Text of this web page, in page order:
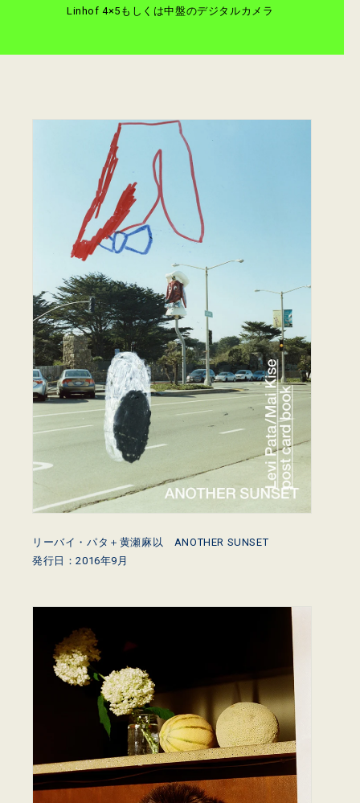
Linhof 4×5もしくは中盤のデジタルカメラ
リーバイ・パタ＋黄瀬麻以 ANOTHER SUNSET
発行日：2016年9月